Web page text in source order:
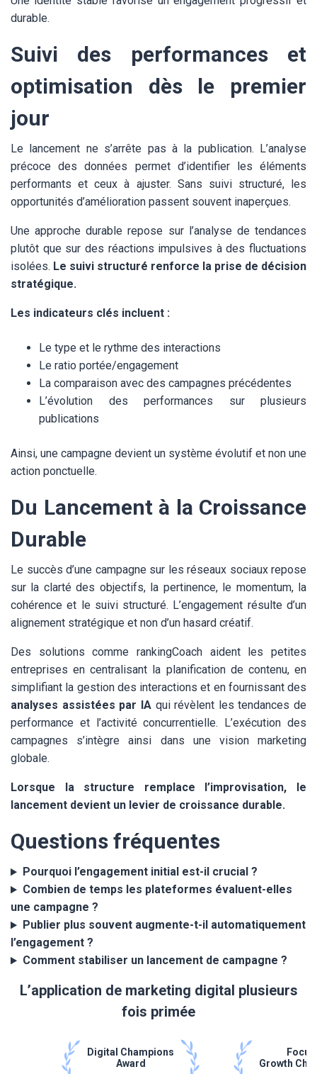
durable.
Suivi des performances et
optimisation dès le premier
jour
Le lancement ne s’arrête pas à la publication. L’analyse
précoce des données permet d’identifier les éléments
performants et ceux à ajuster. Sans suivi structuré, les
opportunités d’amélioration passent souvent inaperçues.
Une approche durable repose sur l’analyse de tendances
plutôt que sur des réactions impulsives à des fluctuations
isolées. Le suivi structuré renforce la prise de décision
stratégique.
Les indicateurs clés incluent :
Le type et le rythme des interactions
Le ratio portée/engagement
La comparaison avec des campagnes précédentes
L’évolution des performances sur plusieurs
publications
Ainsi, une campagne devient un système évolutif et non une
action ponctuelle.
Du Lancement à la Croissance
Durable
Le succès d’une campagne sur les réseaux sociaux repose
sur la clarté des objectifs, la pertinence, le momentum, la
cohérence et le suivi structuré. L’engagement résulte d’un
alignement stratégique et non d’un hasard créatif.
Des solutions comme rankingCoach aident les petites
entreprises en centralisant la planification de contenu, en
simplifiant la gestion des interactions et en fournissant des
analyses assistées par IAqui révèlent les tendances de
performance et l’activité concurrentielle. L’exécution des
campagnes s’intègre ainsi dans une vision marketing
globale.
Lorsque la structure remplace l’improvisation, le
lancement devient un levier de croissance durable.
Questions fréquentes
Pourquoi l’engagement initial est-il crucial ?
Combien de temps les plateformes évaluent-elles
une campagne ?
Publier plus souvent augmente-t-il automatiquement
l’engagement ?
Comment stabiliser un lancement de campagne ?
L’application de marketing digital plusieurs
fois primée
Digital Champions
Award
Focus
Growth